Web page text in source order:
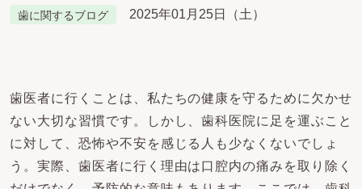
歯に関するブログ 2025年01月25日（土）
歯医者に行くことは、私たちの健康を守るために欠かせ
ない大切な習慣です。しかし、歯科医院に足を運ぶこと
に対して、恐怖や不安を感じる人も少なくないでしょ
う。実際、歯医者に行く理由は口腔内の痛みを取り除く